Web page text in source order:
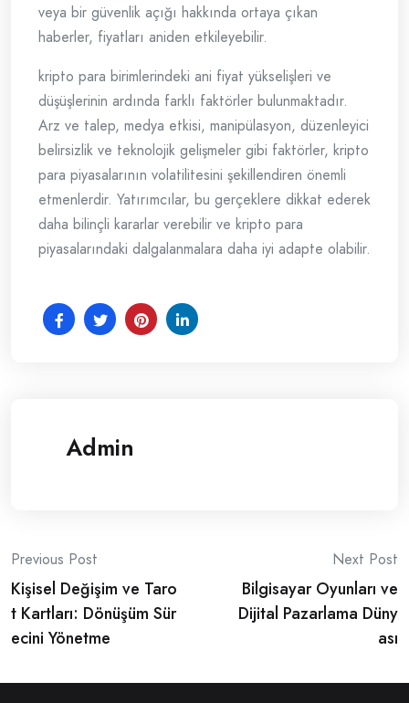
veya bir güvenlik açığı hakkında ortaya çıkan
haberler, fiyatları aniden etkileyebilir.
kripto para birimlerindeki ani fiyat yükselişleri ve
düşüşlerinin ardında farklı faktörler bulunmaktadır.
Arz ve talep, medya etkisi, manipülasyon, düzenleyici
belirsizlik ve teknolojik gelişmeler gibi faktörler, kripto
para piyasalarının volatilitesini şekillendiren önemli
etmenlerdir. Yatırımcılar, bu gerçeklere dikkat ederek
daha bilinçli kararlar verebilir ve kripto para
piyasalarındaki dalgalanmalara daha iyi adapte olabilir.
Admin
Post
navigation
Previous Post
Kişisel Değişim ve Taro
t Kartları: Dönüşüm Sür
ecini Yönetme
Next Post
Bilgisayar Oyunları ve
Dijital Pazarlama Düny
ası